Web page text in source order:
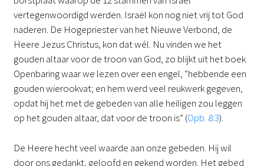
vertegenwoordigd werden. Israël kon nog niet vrij tot God
naderen. De Hogepriester van het Nieuwe Verbond, de
Heere Jezus Christus, kon dat wél. Nu vinden we het
gouden altaar voor de troon van God, zo blijkt uit het boek
Openbaring waar we lezen over een engel, “hebbende een
gouden wierookvat; en hem werd veel reukwerk gegeven,
opdat hij het met de gebeden van alle heiligen zou leggen
op het gouden altaar, dat voor de troon is” (Opb. 8:3).
De Heere hecht veel waarde aan onze gebeden. Hij wil
door ons gedankt, geloofd en gekend worden. Het gebed